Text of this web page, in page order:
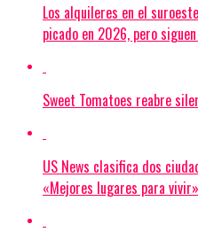
Los alquileres en el
picado en 2026, pero
Sweet Tomatoes reabre
US News clasifica dos
«Mejores lugares para vivir»